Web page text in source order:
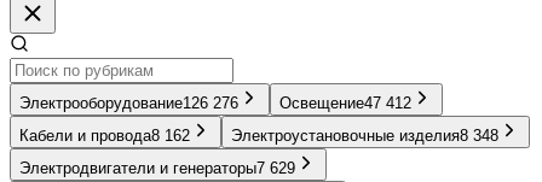
Электрооборудование126 276 Освещение47 412
Кабели и провода8 162 Электроустановочные изделия8 348
Электродвигатели и генераторы7 629